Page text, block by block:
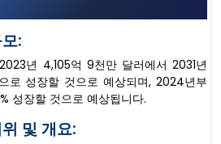
:
년 4,105억 9천만 달러에서 2031년
로 성장할 것으로 예상되며, 2024년부
성장할 것으로 예상됩니다.
및 개요: